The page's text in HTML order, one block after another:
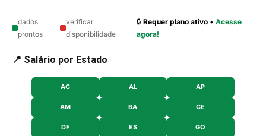
dados
prontos
verificar
disponibilidade
🔒Requer plano ativo •Acesse
agora!
📍 Salário por Estado
AC AL AP
AM BA CE
DF ES GO